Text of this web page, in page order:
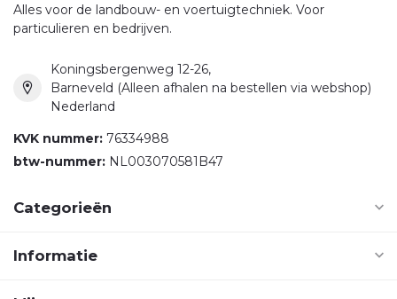
Alles voor de landbouw- en voertuigtechniek. Voor
particulieren en bedrijven.
Koningsbergenweg 12-26,
Barneveld (Alleen afhalen na bestellen via webshop)
Nederland
KVK nummer: 76334988
btw-nummer: NL003070581B47
Categorieën
Informatie